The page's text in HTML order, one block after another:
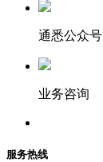
通悉公众号
业务咨询
服务热线